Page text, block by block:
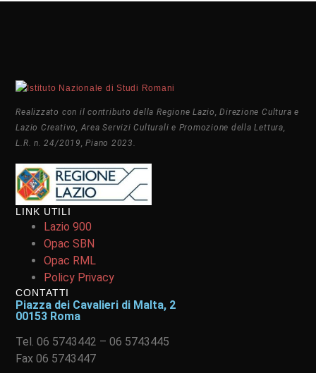
Realizzato con il contributo della Regione Lazio, Direzione Cultura e
Lazio Creativo, Area Servizi Culturali e Promozione della Lettura,
L.R. n. 24/2019, Piano 2023.
LINK UTILI
Lazio 900
Opac SBN
Opac RML
Policy Privacy
CONTATTI
Piazza dei Cavalieri di Malta, 2
00153 Roma
Tel. 06 5743442 – 06 5743445
Fax 06 5743447